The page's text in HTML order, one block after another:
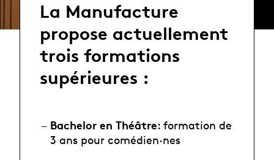
La Manufacture
propose actuellement
trois formations
supérieures :
Bachelor en Théâtre: formation de
3 ans pour comédien·nes